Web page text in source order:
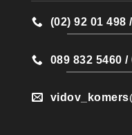
(02) 92 01 498
089 832 5460 /